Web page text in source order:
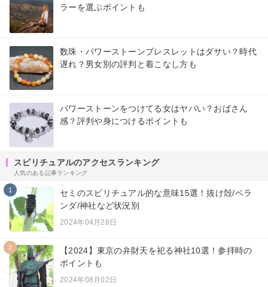
ラーを選ぶポイントも
数珠・パワーストーンブレスレットはダサい？時代
遅れ？男女別の評判と着こなし方も
パワーストーンをつけてる女はヤバい？おばさん
感？評判や身につけるポイントも
スピリチュアルのアクセスランキング
人気のある記事ランキング
1
セミのスピリチュアル的な意味15選！抜け殻/ベラ
ンダ/神社など状況別
2024年04月28日
2
【2024】東京の弁財天を祀る神社10選！参拝時の
ポイントも
2024年08月02日